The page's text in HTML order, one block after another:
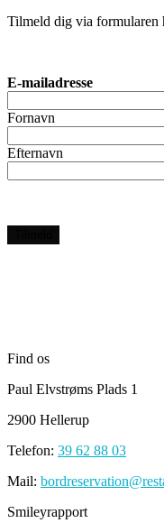
Tilmeld dig via formularen
E-mailadresse
Fornavn
Efternavn
Find os
Paul Elvstrøms Plads 1
2900 Hellerup
Telefon: 39 62 88 03
Mail:
Smileyrapport